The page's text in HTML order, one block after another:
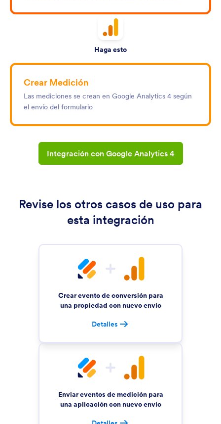
Haga esto
Crear Medición
Las mediciones se crean en Google Analytics 4 según
el envío del formulario
Integración con Google Analytics 4
Revise los otros casos de uso para
esta integración
Crear evento de conversión para
una propiedad con nuevo envío
Detalles
Enviar eventos de medición para
una aplicación con nuevo envío